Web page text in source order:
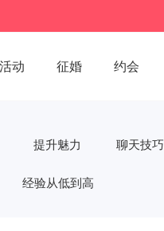
活动 征婚 约会
提升魅力 聊天技巧
经验从低到高